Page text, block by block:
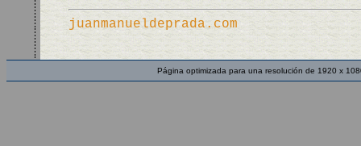
juanmanueldeprada.com
Página optimizada para una resolución de 1920 x